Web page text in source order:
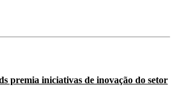
premia iniciativas de inovação do setor